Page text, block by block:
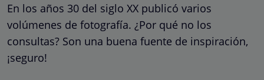
En los años 30 del siglo XX publicó varios
volúmenes de fotografía. ¿Por qué no los
consultas? Son una buena fuente de inspiración,
¡seguro!